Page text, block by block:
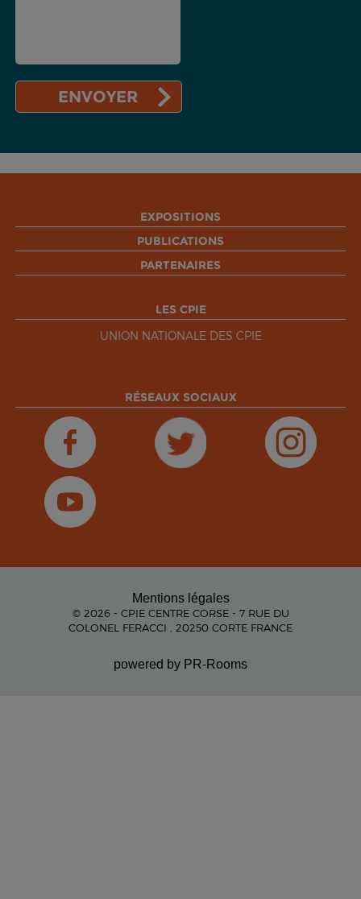
EXPOSITIONS
PUBLICATIONS
PARTENAIRES
LES CPIE
UNION NATIONALE DES CPIE
RÉSEAUX SOCIAUX
Mentions légales
© 2026 - CPIE CENTRE CORSE - 7 RUE DU
COLONEL FERACCI , 20250 CORTE FRANCE
powered by PR-Rooms